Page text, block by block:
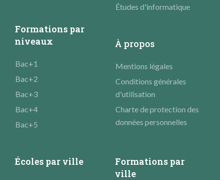
Études d'informatique
Formations par
niveaux
Bac+1
Bac+2
Bac+3
Bac+4
Bac+5
À propos
Mentions légales
Conditions générales
d'utilisation
Charte de protection des
données personnelles
Écoles par ville
Formations par
ville